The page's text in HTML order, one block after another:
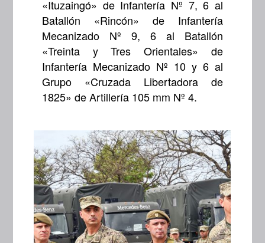
«Ituzaingó» de Infantería Nº 7, 6 al
Batallón «Rincón» de Infantería
Mecanizado Nº 9, 6 al Batallón
«Treinta y Tres Orientales» de
Infantería Mecanizado Nº 10 y 6 al
Grupo «Cruzada Libertadora de
1825» de Artillería 105 mm Nº 4.